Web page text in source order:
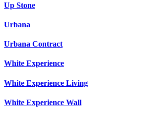
Up Stone
Urbana
Urbana Contract
White Experience
White Experience Living
White Experience Wall